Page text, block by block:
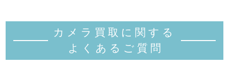
カメラ買取に関する
よくあるご質 問